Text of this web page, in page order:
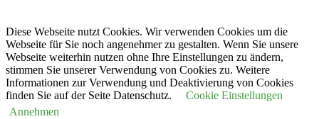
Diese Webseite nutzt Cookies. Wir verwenden Cookies um die
Webseite für Sie noch angenehmer zu gestalten. Wenn Sie unsere
Webseite weiterhin nutzen ohne Ihre Einstellungen zu ändern,
stimmen Sie unserer Verwendung von Cookies zu. Weitere
Informationen zur Verwendung und Deaktivierung von Cookies
finden Sie auf der Seite Datenschutz.
Cookie Einstellungen
Annehmen